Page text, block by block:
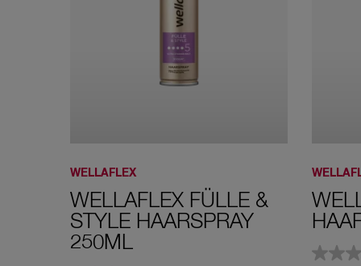
WELLAFLEX
WELLAFLEX FÜLLE &
STYLE HAARSPRAY
250ML